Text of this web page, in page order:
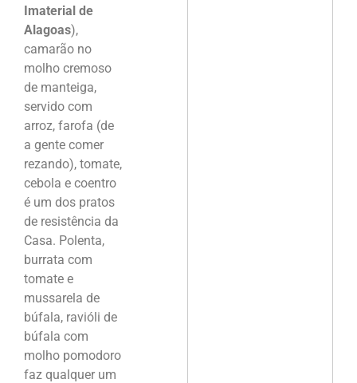
Imaterial de
Alagoas),
camarão no
molho cremoso
de manteiga,
servido com
arroz, farofa (de
a gente comer
rezando), tomate,
cebola e coentro
é um dos pratos
de resistência da
Casa. Polenta,
burrata com
tomate e
mussarela de
búfala, ravióli de
búfala com
molho pomodoro
faz qualquer um